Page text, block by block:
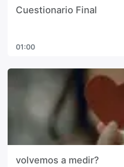
Cuestionario Final
01:00
volvemos a medir?